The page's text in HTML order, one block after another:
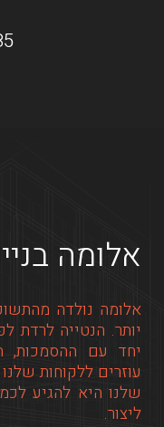
אלומה
אלומה נולדה
יותר. הנטייה לרדת
יחד עם ההסמכות,
עוזרים ללקוחות
שלנו היא להגיע
ליצור.